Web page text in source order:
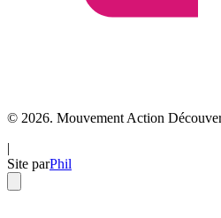
© 2026. Mouvement Action
|
Site parPhil